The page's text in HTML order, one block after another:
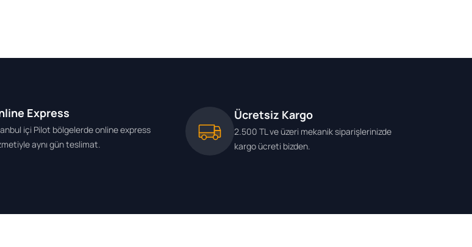
Express
içi Pilot bölgelerde online express
aynı gün teslimat.
Ücretsiz Kargo
2.500 TL ve üzeri mekanik siparişlerinizde
kargo ücreti bizden.